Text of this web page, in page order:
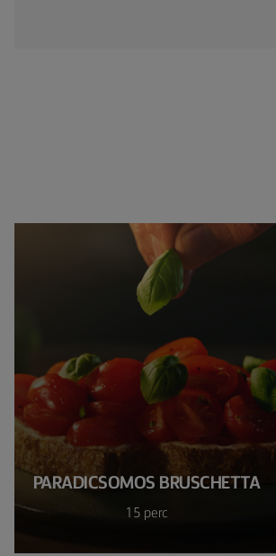
PARADICSOMOS BRUSCHETTA
15 perc